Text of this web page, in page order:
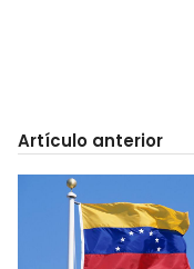
Artículo anterior